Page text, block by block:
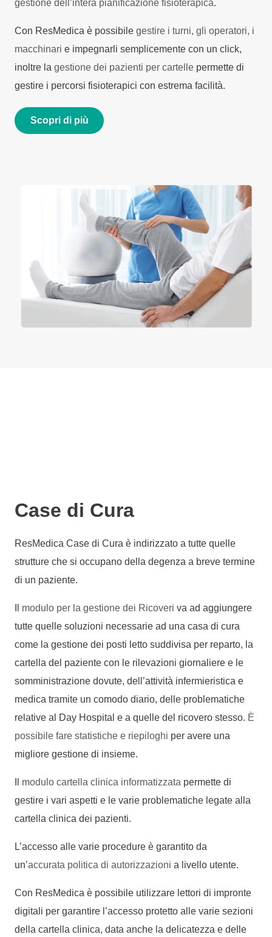
gestione dell’intera pianificazione fisioterapica.
Con ResMedica è possibile gestire i turni, gli operatori, i
macchinari e impegnarli semplicemente con un click,
inoltre la gestione dei pazienti per cartelle permette di
gestire i percorsi fisioterapici con estrema facilità.
Scopri di più
Case di Cura
ResMedica Case di Cura è indirizzato a tutte quelle
strutture che si occupano della degenza a breve termine
di un paziente.
modulo per la gestione dei Ricoveri va ad aggiungere
tutte quelle soluzioni necessarie ad una casa di cura
come la gestione dei posti letto suddivisa per reparto, la
cartella del paziente con le rilevazioni giornaliere e le
somministrazione dovute, dell’attività infermieristica e
medica tramite un comodo diario, delle problematiche
relative al Day Hospital e a quelle del ricovero stesso. È
possibile fare statistiche e riepiloghi per avere una
migliore gestione di insieme.
modulo cartella clinica informatizzata permette di
gestire i vari aspetti e le varie problematiche legate alla
cartella clinica dei pazienti.
L’accesso alle varie procedure è garantito da
un’accurata politica di autorizzazioni a livello utente.
Con ResMedica è possibile utilizzare lettori di impronte
digitali per garantire l’accesso protetto alle varie sezioni
della cartella clinica, data anche la delicatezza e delle